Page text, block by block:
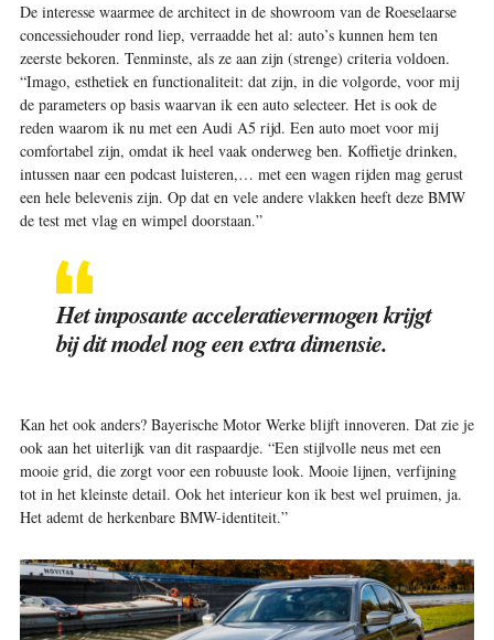
De interesse waarmee de architect in de showroom van de Roeselaarse
concessiehouder rond liep, verraadde het al: auto’s kunnen hem ten
zeerste bekoren. Tenminste, als ze aan zijn (strenge) criteria voldoen.
“Imago, esthetiek en functionaliteit: dat zijn, in die volgorde, voor mij
de parameters op basis waarvan ik een auto selecteer. Het is ook de
reden waarom ik nu met een Audi A5 rijd. Een auto moet voor mij
comfortabel zijn, omdat ik heel vaak onderweg ben. Koffietje drinken,
intussen naar een podcast luisteren,… met een wagen rijden mag gerust
een hele belevenis zijn. Op dat en vele andere vlakken heeft deze BMW
de test met vlag en wimpel doorstaan.”
Het imposante acceleratievermogen krijgt
bij dit model nog een extra dimensie.
Kan het ook anders? Bayerische Motor Werke blijft innoveren. Dat zie je
ook aan het uiterlijk van dit raspaardje. “Een stijlvolle neus met een
mooie grid, die zorgt voor een robuuste look. Mooie lijnen, verfijning
tot in het kleinste detail. Ook het interieur kon ik best wel pruimen, ja.
Het ademt de herkenbare BMW-identiteit.”